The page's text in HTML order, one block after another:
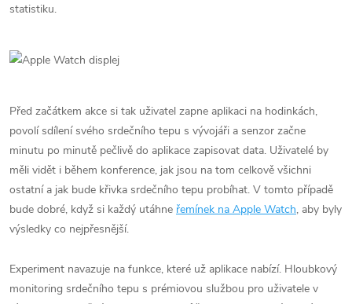
statistiku.
Před začátkem akce si tak uživatel zapne aplikaci na hodinkách,
povolí sdílení svého srdečního tepu s vývojáři a senzor začne
minutu po minutě pečlivě do aplikace zapisovat data. Uživatelé by
měli vidět i během konference, jak jsou na tom celkově všichni
ostatní a jak bude křivka srdečního tepu probíhat. V tomto případě
bude dobré, když si každý utáhne řemínek na Apple Watch, aby byly
výsledky co nejpřesnější.
Experiment navazuje na funkce, které už aplikace nabízí. Hloubkový
monitoring srdečního tepu s prémiovou službou pro uživatele v